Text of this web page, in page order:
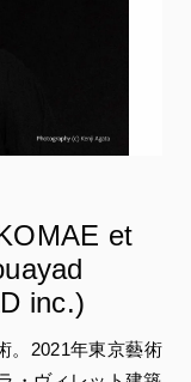
et
inc.)
。2021年東京藝術